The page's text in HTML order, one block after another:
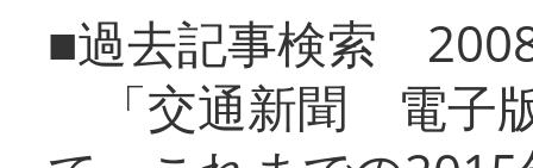
■過去記事検索
「交通新聞 電子